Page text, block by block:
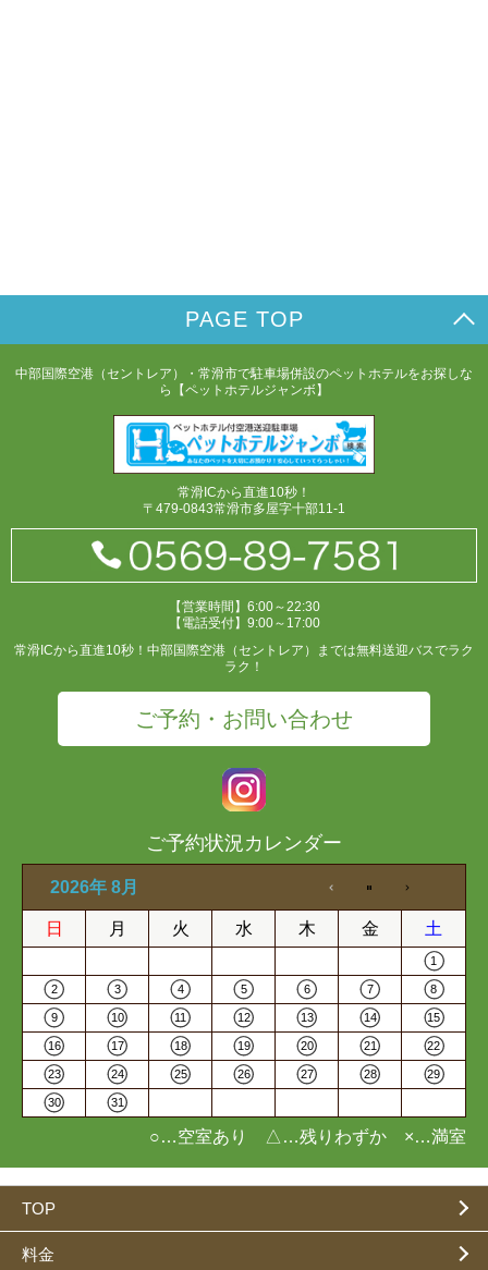
PAGE TOP
中部国際空港（セントレア）・常滑市で駐車場併設のペットホテルをお探しな
ら【ペットホテルジャンボ】
常滑ICから直進10秒！
〒479-0843常滑市多屋字十部11-1
【営業時間】6:00～22:30
【電話受付】9:00～17:00
常滑ICから直進10秒！中部国際空港（セントレア）までは無料送迎バスでラク
ラク！
ご予約・お問い合わせ
ご予約状況カレンダー
2026年 8月
日 月 火 水 木 金 土
1
2 3 4 5 6 7 8
9 10 11 12 13 14 15
16 17 18 19 20 21 22
23 24 25 26 27 28 29
30 31
○…空室あり △…残りわずか ×…満室
TOP
料金